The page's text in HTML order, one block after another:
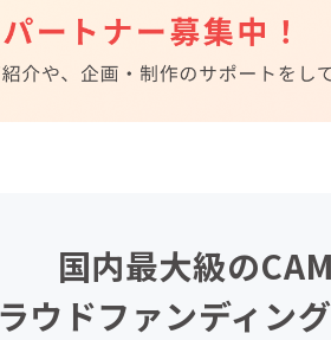
国内最大級の
ウドファンディン